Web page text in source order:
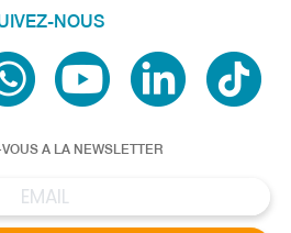
NOUS
A LA NEWSLETTER